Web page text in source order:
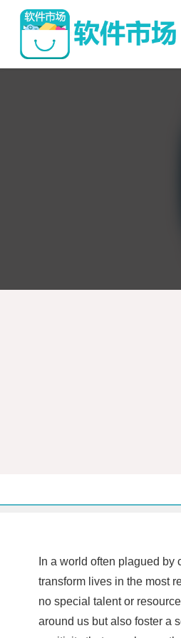
In a world often plagued
transform lives in the most
no special talent or
around us but also foster a